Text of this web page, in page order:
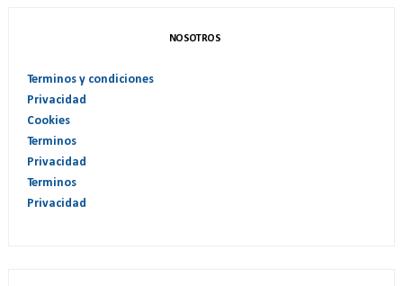
NOSOTROS
Terminos y condiciones
Privacidad
Cookies
Terminos
Privacidad
Terminos
Privacidad